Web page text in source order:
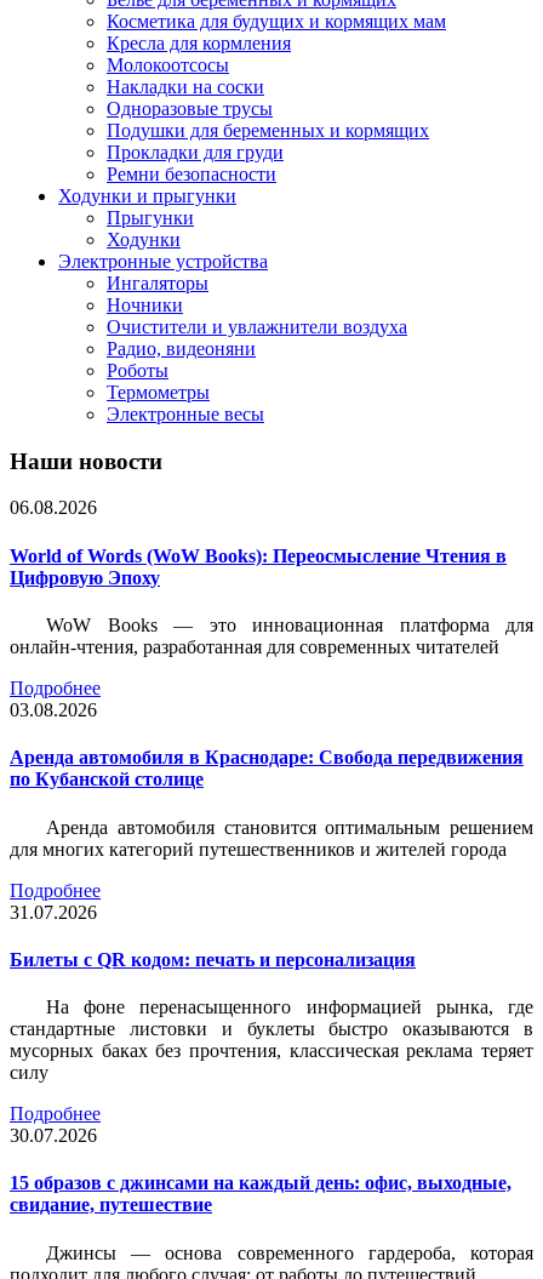
Косметика для будущих и кормящих мам
Кресла для кормления
Молокоотсосы
Накладки на соски
Одноразовые трусы
Подушки для беременных и кормящих
Прокладки для груди
Ремни безопасности
Ходунки и прыгунки
Прыгунки
Ходунки
Электронные устройства
Ингаляторы
Ночники
Очистители и увлажнители воздуха
Радио, видеоняни
Роботы
Термометры
Электронные весы
Наши новости
06.08.2026
World of Words (WoW Books): Переосмысление Чтения в
Цифровую Эпоху
WoW Books — это инновационная платформа для
онлайн-чтения, разработанная для современных читателей
Подробнее
03.08.2026
Аренда автомобиля в Краснодаре: Свобода передвижения
по Кубанской столице
Аренда автомобиля становится оптимальным решением
для многих категорий путешественников и жителей города
Подробнее
31.07.2026
Билеты c QR кодом: печать и персонализация
На фоне перенасыщенного информацией рынка, где
стандартные листовки и буклеты быстро оказываются в
мусорных баках без прочтения, классическая реклама теряет
силу
Подробнее
30.07.2026
15 образов с джинсами на каждый день: офис, выходные,
свидание, путешествие
Джинсы — основа современного гардероба, которая
подходит для любого случая: от работы до путешествий